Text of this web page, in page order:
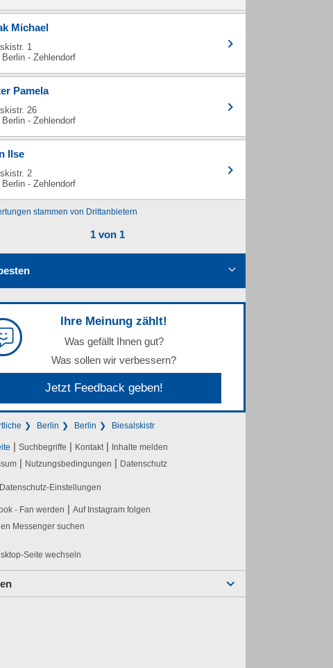
Michael
1
Berlin - Zehlendorf
Pamela
26
Berlin - Zehlendorf
Ilse
2
Berlin - Zehlendorf
stammen von Drittanbietern
1 von 1
Ihre Meinung zählt!
Was gefällt Ihnen gut?
Was sollen wir verbessern?
Jetzt Feedback geben!
Berlin Berlin Biesalskistr
| Suchbegriffe | Kontakt | Inhalte melden
| Nutzungsbedingungen | Datenschutz
Datenschutz-Einstellungen
- Fan werden | Auf Instagram folgen
Messenger suchen
Seite wechseln